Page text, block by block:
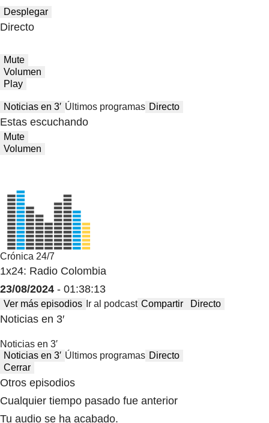
Desplegar
Directo
Mute
Volumen
Play
Noticias en 3′ Últimos programas Directo
Estas escuchando
Mute
Volumen
Crónica 24/7
1x24: Radio Colombia
23/08/2024 - 01:38:13
Ver más episodios Ir al podcast Compartir Directo
Noticias en 3′
Noticias en 3′
Noticias en 3′ Últimos programas Directo
Cerrar
Otros episodios
Cualquier tiempo pasado fue anterior
Tu audio se ha acabado.